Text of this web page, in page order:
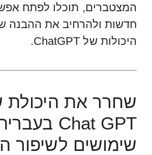
המצטברים, תוכלו לפתח
חדשות ולהרחיב את ההבנה
היכולות של ChatGPT.
שחרר את היכולת
שימושים לשיפור